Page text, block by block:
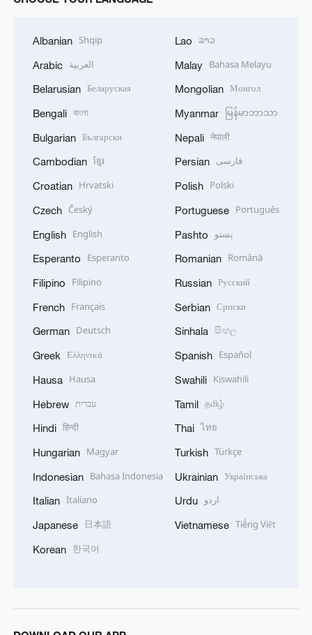
Albanian Shqip
Arabic العربية
Belarusian Беларуская
Bengali বাংলা
Bulgarian Български
Cambodian ខ្មែរ
Croatian Hrvatski
Czech Český
English English
Esperanto Esperanto
Filipino Filipino
French Français
German Deutsch
Greek Ελληνικά
Hausa Hausa
Hebrew עברית
Hindi हिन्दी
Hungarian Magyar
Indonesian Bahasa Indonesia
Italian Italiano
Japanese 日本語
Korean 한국어
Lao ລາວ
Malay Bahasa Melayu
Mongolian Монгол
Myanmar မြန်မာဘာသာ
Nepali नेपाली
Persian فارسی
Polish Polski
Portuguese Português
Pashto پښتو
Romanian Română
Russian Русский
Serbian Српски
Sinhala සිංහල
Spanish Español
Swahili Kiswahili
Tamil தமிழ்
Thai ไทย
Turkish Türkçe
Ukrainian Українська
Urdu اردو
Vietnamese Tiếng Việt